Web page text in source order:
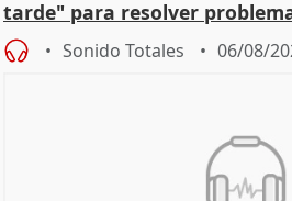
tarde" para resolver
Sonido Totales 06/08/